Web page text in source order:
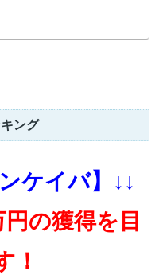
ング
ケイバ】↓↓
の獲得を目
！